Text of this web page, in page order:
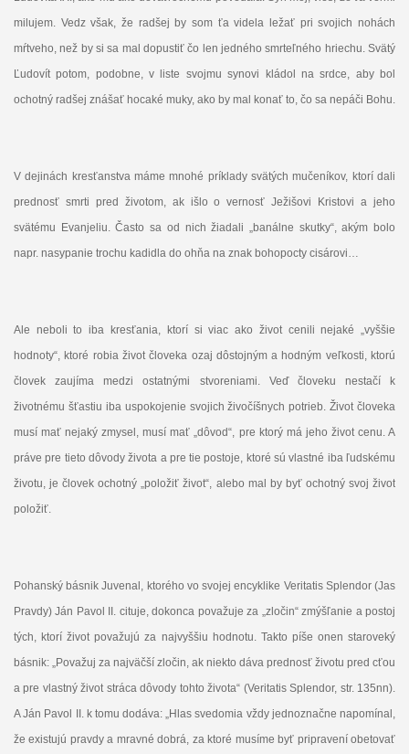
milujem. Vedz však, že radšej by som ťa videla ležať pri svojich nohách
mŕtveho, než by si sa mal dopustiť čo len jedného smrteľného hriechu. Svätý
Ľudovít potom, podobne, v liste svojmu synovi kládol na srdce, aby bol
ochotný radšej znášať hocaké muky, ako by mal konať to, čo sa nepáči Bohu.
V dejinách kresťanstva máme mnohé príklady svätých mučeníkov, ktorí dali
prednosť smrti pred životom, ak išlo o vernosť Ježišovi Kristovi a jeho
svätému Evanjeliu. Často sa od nich žiadali „banálne skutky“, akým bolo
napr. nasypanie trochu kadidla do ohňa na znak bohopocty cisárovi…
Ale neboli to iba kresťania, ktorí si viac ako život cenili nejaké „vyššie
hodnoty“, ktoré robia život človeka ozaj dôstojným a hodným veľkosti, ktorú
človek zaujíma medzi ostatnými stvoreniami. Veď človeku nestačí k
životnému šťastiu iba uspokojenie svojich živočíšnych potrieb. Život človeka
musí mať nejaký zmysel, musí mať „dôvod“, pre ktorý má jeho život cenu. A
práve pre tieto dôvody života a pre tie postoje, ktoré sú vlastné iba ľudskému
životu, je človek ochotný „položiť život“, alebo mal by byť ochotný svoj život
položiť.
Pohanský básnik Juvenal, ktorého vo svojej encyklike Veritatis Splendor (Jas
Pravdy) Ján Pavol II. cituje, dokonca považuje za „zločin“ zmýšľanie a postoj
tých, ktorí život považujú za najvyššiu hodnotu. Takto píše onen staroveký
básnik: „Považuj za najväčší zločin, ak niekto dáva prednosť životu pred cťou
a pre vlastný život stráca dôvody tohto života“ (Veritatis Splendor, str. 135nn).
A Ján Pavol II. k tomu dodáva: „Hlas svedomia vždy jednoznačne napomínal,
že existujú pravdy a mravné dobrá, za ktoré musíme byť pripravení obetovať